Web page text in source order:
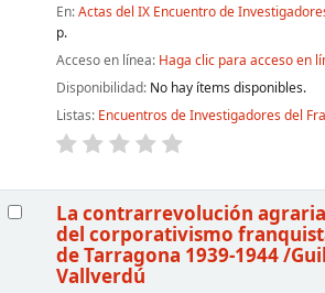
En:Actas del IX Encuentro de
p.
Acceso en línea: Haga clic para acceso en
Disponibilidad: No hay ítems disponibles.
Listas: Encuentros de Investigadores del
La contrarrevolución
del corporativismo
de Tarragona 1939-1944/
Vallverdú